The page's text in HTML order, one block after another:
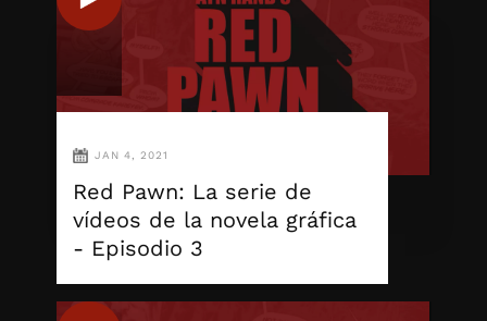
JAN 4, 2021
Red Pawn: La serie de
vídeos de la novela gráfica
- Episodio 3